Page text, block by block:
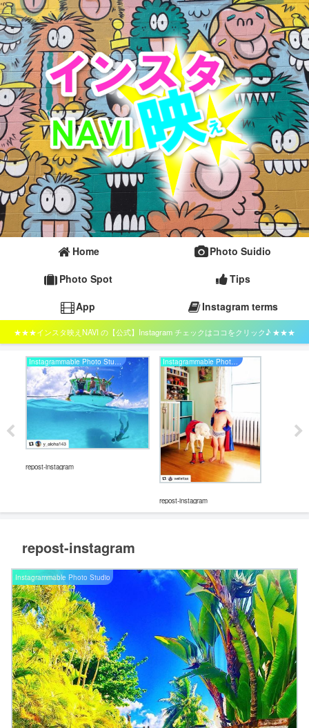
Home
Photo Suidio
Photo Spot
Tips
App
Instagram terms
★★★インスタ映えNAVI の【公式】Instagram チェックはココをクリック♪ ★★★
repost-instagram
repost-instagram
repost-instagram
Instagrammable Photo Studio